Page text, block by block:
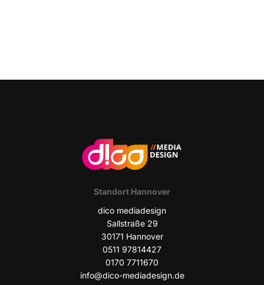
Stand­ort Hannover
dico media­de­sign
Sall­stra­ße 29
30171 Han­no­ver
0511 97814427
0170 7711670
info@dico-mediadesign.de